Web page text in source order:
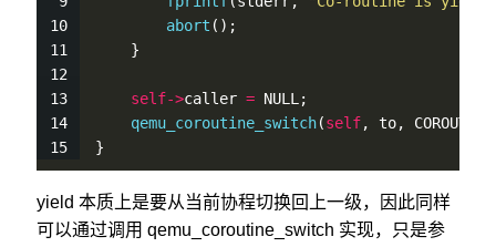
abort ();
    }
self->caller = NULL;
qemu_coroutine_switch(self, to,
}
yield 本质上是要从当前协程切换回上一级，因此同样
可以通过调用 qemu_coroutine_switch 实现，只是参